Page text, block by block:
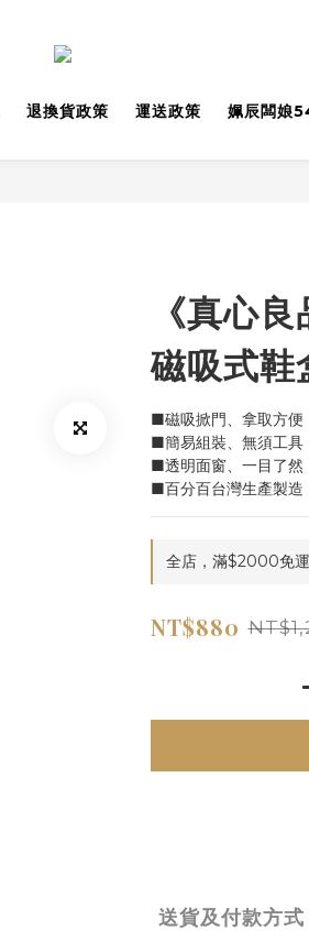
退換貨政策 運送政策 姵辰闆娘
《真心
磁吸式鞋
■磁吸掀門、拿取方便
■簡易組裝、無須工具
■透明面窗、一目了然
■百分百台灣生產製造
全店，滿$2000免運
NT$880
送貨及付款方式